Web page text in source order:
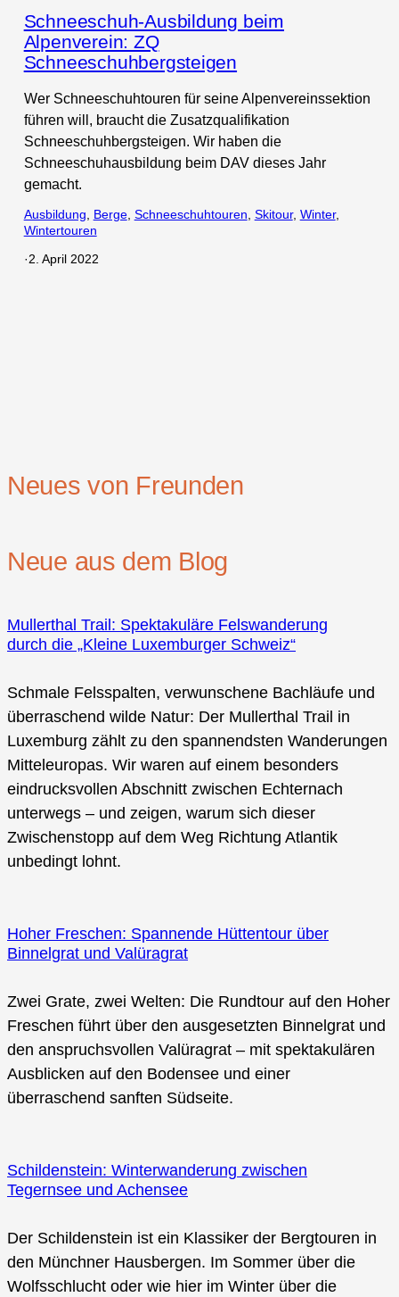
Schneeschuh-Ausbildung beim
Alpenverein: ZQ
Schneeschuhbergsteigen
Wer Schneeschuhtouren für seine Alpenvereinssektion
führen will, braucht die Zusatzqualifikation
Schneeschuhbergsteigen. Wir haben die
Schneeschuhausbildung beim DAV dieses Jahr
gemacht.
Ausbildung Berge, Schneeschuhtouren Skitour, Winter
Wintertouren
·2. April 2022
Neues von Freunden
Neue aus dem Blog
Mullerthal Trail: Spektakuläre Felswanderung
durch die „Kleine Luxemburger Schweiz“
Schmale Felsspalten, verwunschene Bachläufe und
überraschend wilde Natur: Der Mullerthal Trail in
Luxemburg zählt zu den spannendsten Wanderungen
Mitteleuropas. Wir waren auf einem besonders
eindrucksvollen Abschnitt zwischen Echternach
unterwegs – und zeigen, warum sich dieser
Zwischenstopp auf dem Weg Richtung Atlantik
unbedingt lohnt.
Hoher Freschen: Spannende Hüttentour über
Binnelgrat und Valüragrat
Zwei Grate, zwei Welten: Die Rundtour auf den Hoher
Freschen führt über den ausgesetzten Binnelgrat und
den anspruchsvollen Valüragrat – mit spektakulären
Ausblicken auf den Bodensee und einer
überraschend sanften Südseite.
Schildenstein: Winterwanderung zwischen
Tegernsee und Achensee
Der Schildenstein ist ein Klassiker der Bergtouren in
den Münchner Hausbergen. Im Sommer über die
Wolfsschlucht oder wie hier im Winter über die